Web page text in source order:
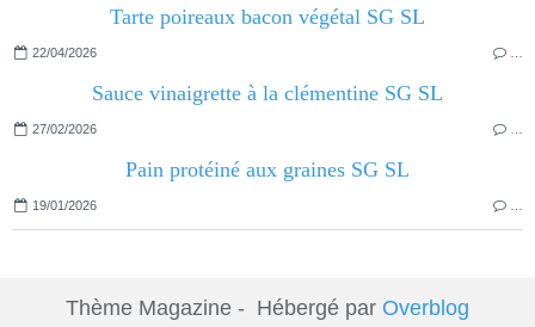
Tarte poireaux bacon végétal SG SL
22/04/2026
Sauce vinaigrette à la clémentine SG SL
27/02/2026
Pain protéiné aux graines SG SL
19/01/2026
Thème Magazine - Hébergé par Overblog